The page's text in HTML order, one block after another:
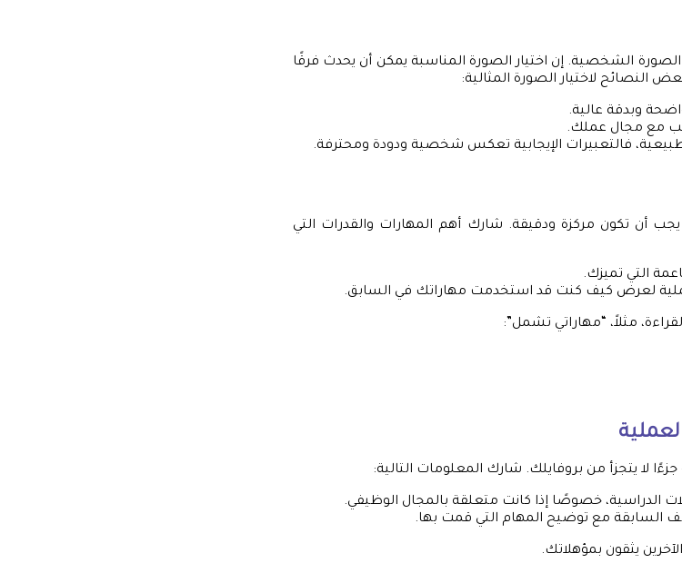
الشخصية. إن اختيار الصورة المناسبة يمكن أن يحدث فرقًا
النصائح لاختيار الصورة المثالية:
وبدقة عالية.
مع مجال عملك.
فالتعبيرات الإيجابية تعكس شخصية ودودة ومحترفة.
يجب أن تكون مركزة ودقيقة. شارك أهم المهارات والقدرات التي
التي تميزك.
لعرض كيف كنت قد استخدمت مهاراتك في السابق.
مثلاً، “مهاراتي تشمل”:
لا يتجزأ من بروفايلك. شارك المعلومات التالية:
الدراسية، خصوصًا إذا كانت متعلقة بالمجال الوظيفي.
السابقة مع توضيح المهام التي قمت بها.
يثقون بمؤهلاتك.